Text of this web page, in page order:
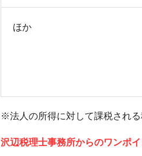
ほか
※法人の所得に対して課税され
沢辺税理士事務所からのワンポ